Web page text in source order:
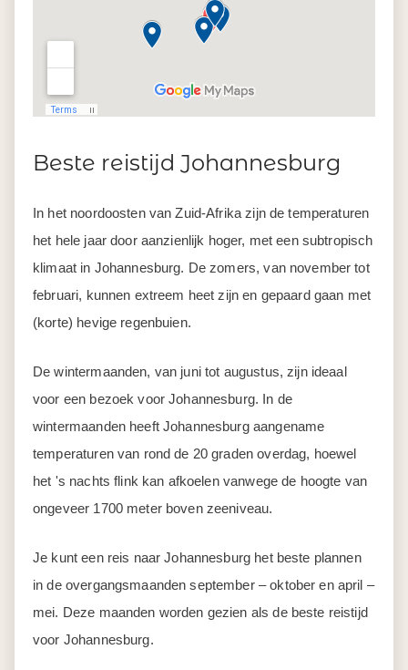
Beste reistijd Johannesburg
In het noordoosten van Zuid-Afrika zijn de temperaturen
het hele jaar door aanzienlijk hoger, met een subtropisch
klimaat in Johannesburg. De zomers, van november tot
februari, kunnen extreem heet zijn en gepaard gaan met
(korte) hevige regenbuien.
De wintermaanden, van juni tot augustus, zijn ideaal
voor een bezoek voor Johannesburg. In de
wintermaanden heeft Johannesburg aangename
temperaturen van rond de 20 graden overdag, hoewel
het 's nachts flink kan afkoelen vanwege de hoogte van
ongeveer 1700 meter boven zeeniveau.
Je kunt een reis naar Johannesburg het beste plannen
in de overgangsmaanden september – oktober en april –
mei. Deze maanden worden gezien als de beste reistijd
voor Johannesburg.